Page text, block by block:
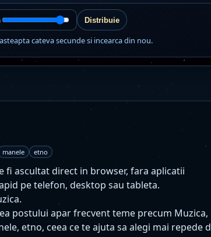
Distribuie
cateva secunde si incearca din nou.
manele etno
fi ascultat direct in browser, fara aplicatii
pe telefon, desktop sau tableta.
postului apar frecvent teme precum Muzica,
etno, ceea ce te ajuta sa alegi mai repede